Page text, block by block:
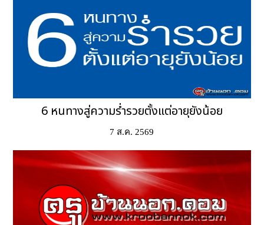
6 หนทางสู่ความร่ำรวยตั้งแต่อายุยังน้อย
7 ส.ค. 2569